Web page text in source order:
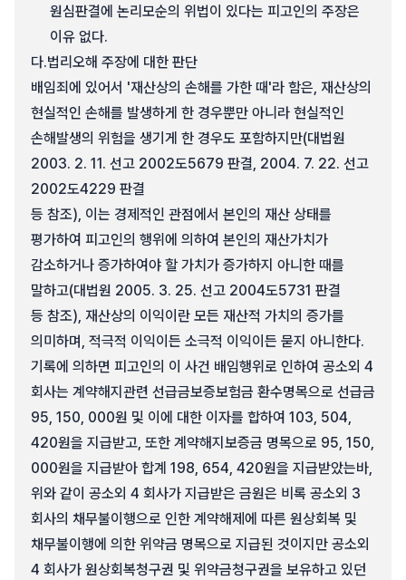
원심판결에 논리모순의 위법이 있다는 피고인의 주장은
이유 없다.
다.법리오해 주장에 대한 판단
배임죄에 있어서 '재산상의 손해를 가한 때'라 함은, 재산상의
현실적인 손해를 발생하게 한 경우뿐만 아니라 현실적인
손해발생의 위험을 생기게 한 경우도 포함하지만(대법원
2003. 2. 11. 선고 2002도5679 판결, 2004. 7. 22. 선고
2002도4229 판결
등 참조), 이는 경제적인 관점에서 본인의 재산 상태를
평가하여 피고인의 행위에 의하여 본인의 재산가치가
감소하거나 증가하여야 할 가치가 증가하지 아니한 때를
말하고(대법원 2005. 3. 25. 선고 2004도5731 판결
등 참조), 재산상의 이익이란 모든 재산적 가치의 증가를
의미하며, 적극적 이익이든 소극적 이익이든 묻지 아니한다.
기록에 의하면 피고인의 이 사건 배임행위로 인하여 공소외 4
회사는 계약해지관련 선급금보증보험금 환수명목으로 선급금
95, 150, 000원 및 이에 대한 이자를 합하여 103, 504,
420원을 지급받고, 또한 계약해지보증금 명목으로 95, 150,
000원을 지급받아 합계 198, 654, 420원을 지급받았는바,
위와 같이 공소외 4 회사가 지급받은 금원은 비록 공소외 3
회사의 채무불이행으로 인한 계약해제에 따른 원상회복 및
채무불이행에 의한 위약금 명목으로 지급된 것이지만 공소외
4 회사가 원상회복청구권 및 위약금청구권을 보유하고 있던